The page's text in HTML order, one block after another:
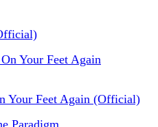
Your Feet Again (Official)